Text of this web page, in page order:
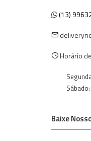
(13)
Horário
Baixe